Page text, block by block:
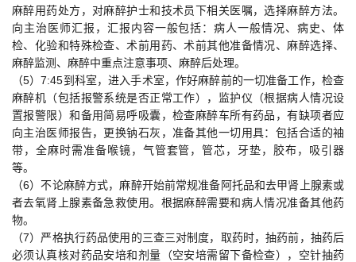
麻醉用药处方，对麻醉护士和技术员下相关医嘱，选择麻醉方法。
向主治医师汇报，汇报内容一般包括：病人一般情况、病史、体
检、化验和特殊检查、术前用药、术前其他准备情况、麻醉选择、
麻醉监测、麻醉中重点注意事项、麻醉后处理。
（5）7:45到科室，进入手术室，作好麻醉前的一切准备工作，检查
麻醉机（包括报警系统是否正常工作），监护仪（根据病人情况设
置报警限）和备用简易呼吸囊，检查麻醉车所有药品，有缺项者应
向主治医师报告，更换钠石灰，准备其他一切用具：包括合适的袖
带，全麻时需准备喉镜，气管套管，管芯，牙垫，胶布，吸引器
等。
（6）不论麻醉方式，麻醉开始前常规准备阿托品和去甲肾上腺素或
者去氧肾上腺素备急救使用。根据麻醉需要和病人情况准备其他药
物。
（7）严格执行药品使用的三查三对制度，取药时，抽药前，抽药后
必须认真核对药品安培和剂量（空安培需留下备检查），空针抽药